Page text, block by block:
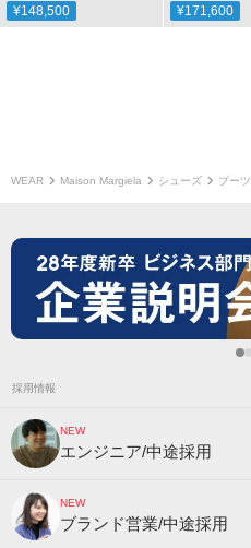
¥148,500 ¥171,600
WEAR Maison Margiela シューズ ブーツ
採用情報
NEW
エンジニア/中途採用
NEW
ブランド営業/中途採用